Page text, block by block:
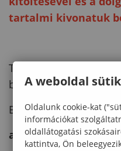
tartalmi kivonatuk
További kérdés
bizalommal!
Eredményes
a Kar Tudományos
A weboldal
Oldalunk cookie-kat
információkat
oldallátogatási
kattintva, Ön